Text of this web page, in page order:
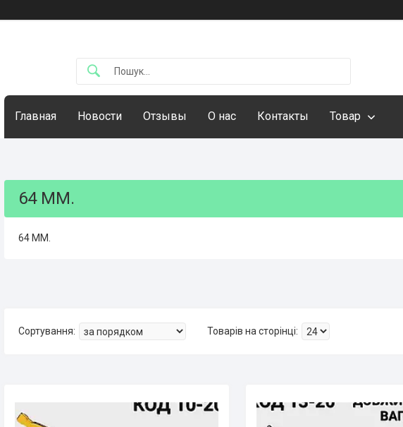
Главная Новости Отзывы О нас Контакты Товар
64 ММ.
64 ММ.